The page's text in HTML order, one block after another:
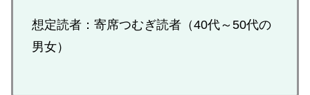
想定読者：寄席つむぎ読者（40代～50代の
男女）